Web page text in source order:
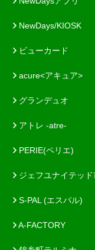
NewDays/KIOSK
ビューカード
acure<アキュア>
グランデュオ
アトレ -atre-
PERIE(ペリエ)
ジェフユナイテッ
S-PAL (エスパル)
A-FACTORY